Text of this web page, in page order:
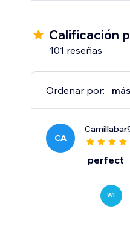
Calificación
101 reseñas
Ordenar por:
CA
perfect
WI